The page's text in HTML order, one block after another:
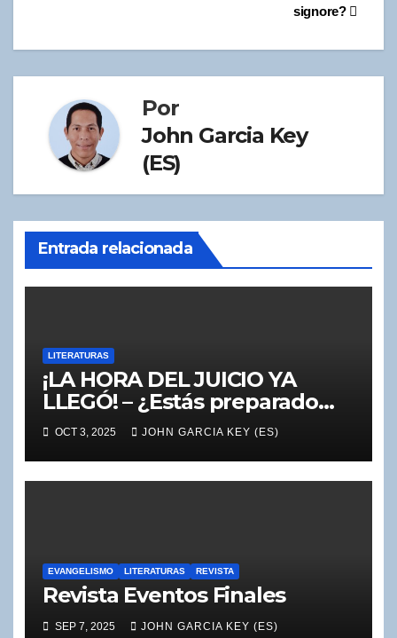
signore?
Por
John Garcia Key
(ES)
Entrada relacionada
LITERATURAS
¡LA HORA DEL JUICIO YA
LLEGÓ! – ¿Estás preparado
para tu turno de ser juzgado?
OCT 3, 2025 JOHN GARCIA KEY (ES)
EVANGELISMO LITERATURAS REVISTA
Revista Eventos Finales
SEP 7, 2025 JOHN GARCIA KEY (ES)